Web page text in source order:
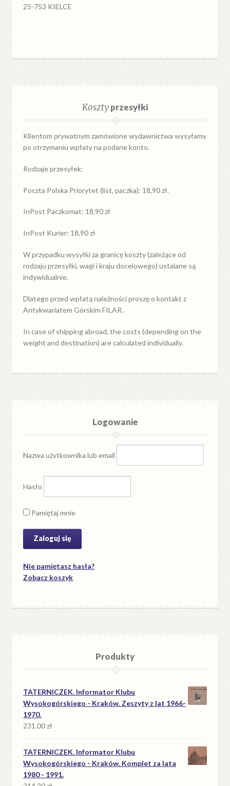
25-753 KIELCE
Kosztyprzesyłki
Klientom prywatnym zamówione wydawnictwa wysyłamy
po otrzymaniu wpłaty na podane konto.
Rodzaje przesyłek:
Poczta Polska Priorytet (list, paczka): 18,90 zł.
InPost Paczkomat: 18,90 zł
InPost Kurier: 18,90 zł
W przypadkuwysyłkiza granicękoszty (zależące od
rodzaju przesyłki, wagi i kraju docelowego) ustalane są
indywidualnie.
Dlatego przed wpłatą należności proszę o kontakt z
Antykwariatem Górskim FILAR.
In case of shipping abroad, the costs (depending on the
weight and destination) are calculated individually.
Logowanie
Nazwa użytkownika lub email
Hasło
Pamiętaj mnie
Nie pamiętasz hasła?
Zobacz koszyk
Produkty
TATERNICZEK. Informator Klubu
Wysokogórskiego - Kraków. Zeszyty z lat 1966-
1970.
231.00zł
TATERNICZEK. Informator Klubu
Wysokogórskiego - Kraków. Komplet za lata
1980 - 1991.